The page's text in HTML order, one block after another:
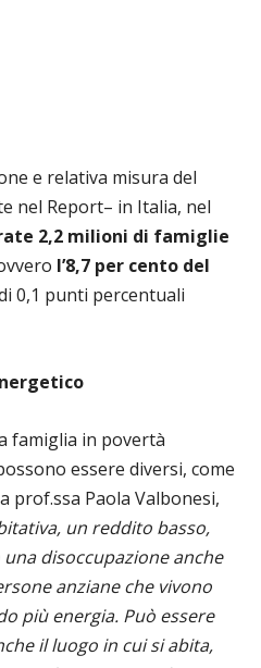
e relativa misura del
nel Report– in Italia, nel
2,2 milioni di famiglie
l’8,7 per cento del
0,1 punti percentuali
famiglia in povertà
essere diversi, come
prof.ssa Paola Valbonesi,
un reddito basso,
disoccupazione anche
anziane che vivono
più energia. Può essere
il luogo in cui si abita,